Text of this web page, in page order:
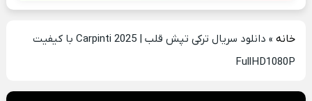
خانه»
دانلود سریال ترکی تپش قلب | Carpinti 2025 با کیفیت
FullHD1080P